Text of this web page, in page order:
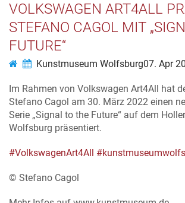
VOLKSWAGEN ART4ALL
STEFANO CAGOL MIT
FUTURE“
Kunstmuseum Wolfsburg07. Apr
Im Rahmen von Volkswagen Art4All hat
Stefano Cagol am 30. März 2022 einen
Serie „Signal to the Future“ auf dem
Wolfsburg präsentiert.
#VolkswagenArt4All
© Stefano Cagol